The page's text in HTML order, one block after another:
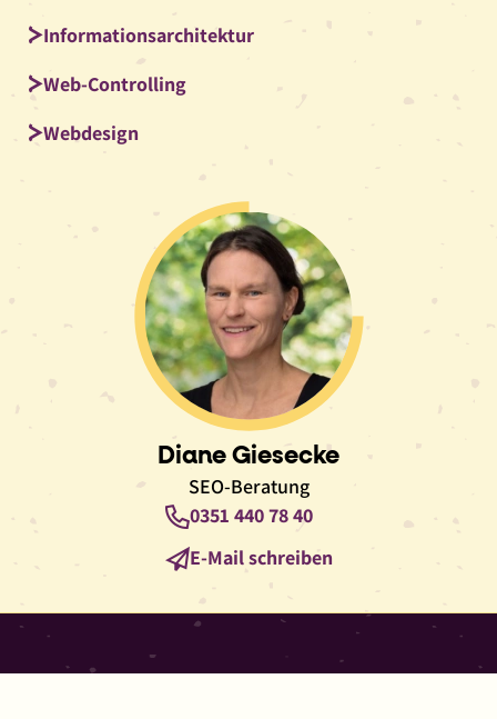
Informationsarchitektur
Web-Controlling
Webdesign
Diane Giesecke
SEO-Beratung
Telefon
0351 440 78 40
E-
E-Mail schreiben